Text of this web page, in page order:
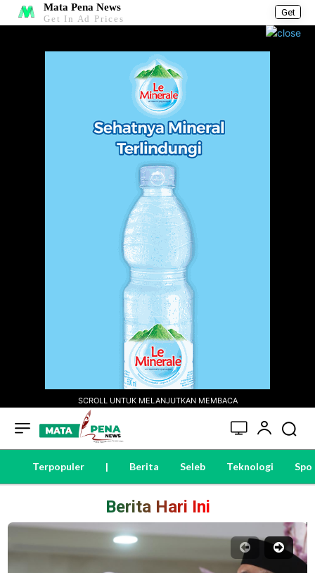
Get
Mata Pena News
Get In Ad Prices
SCROLL UNTUK MELANJUTKAN MEMBACA
Terpopuler | Berita Seleb Teknologi
Berita Hari Ini